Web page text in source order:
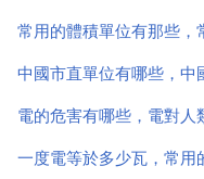
中國市直單位有哪些，中
電的危害有哪些，電對人